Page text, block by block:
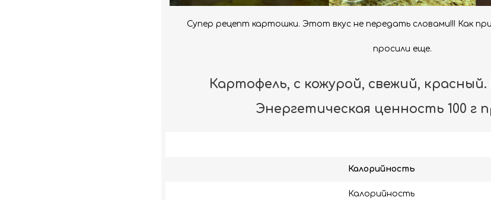
Супер рецепт картошки. Этот вкус не передать словами!!! Как
просили еще.
Картофель, с кожурой, свежий,
Энергетическая ценность 100 г
Калорийность
Калорийность